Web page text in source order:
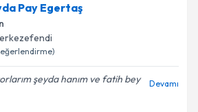
Pay Egertaş
şeyda hanım ve fatih bey
Devamı